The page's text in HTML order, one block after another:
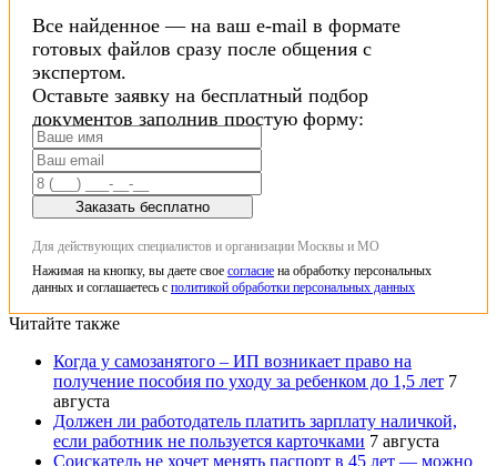
Все найденное — на ваш e-mail в формате
готовых файлов сразу после общения с
экспертом.
Оставьте заявку на бесплатный подбор
документов заполнив простую форму:
Заказать бесплатно
Для действующих специалистов и организации Москвы и МО
Нажимая на кнопку, вы даете свое согласие на обработку персональных
данных и соглашаетесь с политикой обработки персональных данных
Читайте также
Когда у самозанятого – ИП возникает право на
получение пособия по уходу за ребенком до 1,5 лет 7
августа
Должен ли работодатель платить зарплату наличкой,
если работник не пользуется карточками 7 августа
Соискатель не хочет менять паспорт в 45 лет — можно